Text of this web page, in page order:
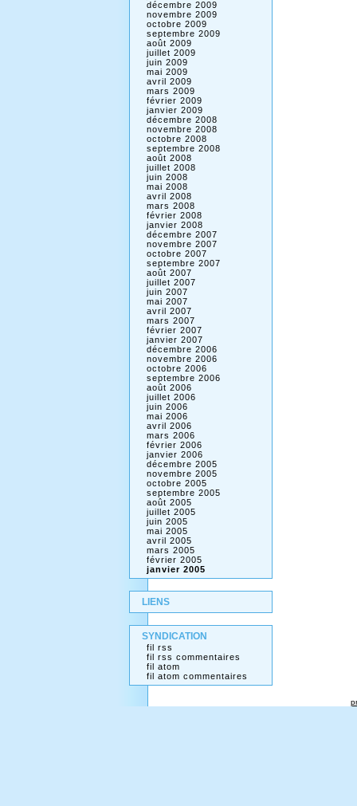
décembre 2009
novembre 2009
octobre 2009
septembre 2009
août 2009
juillet 2009
juin 2009
mai 2009
avril 2009
mars 2009
février 2009
janvier 2009
décembre 2008
novembre 2008
octobre 2008
septembre 2008
août 2008
juillet 2008
juin 2008
mai 2008
avril 2008
mars 2008
février 2008
janvier 2008
décembre 2007
novembre 2007
octobre 2007
septembre 2007
août 2007
juillet 2007
juin 2007
mai 2007
avril 2007
mars 2007
février 2007
janvier 2007
décembre 2006
novembre 2006
octobre 2006
septembre 2006
août 2006
juillet 2006
juin 2006
mai 2006
avril 2006
mars 2006
février 2006
janvier 2006
décembre 2005
novembre 2005
octobre 2005
septembre 2005
août 2005
juillet 2005
juin 2005
mai 2005
avril 2005
mars 2005
février 2005
janvier 2005
LIENS
SYNDICATION
fil rss
fil rss commentaires
fil atom
fil atom commentaires